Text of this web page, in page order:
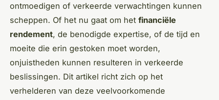
ontmoedigen of verkeerde verwachtingen kunnen
scheppen. Of het nu gaat om het financiële
rendement, de benodigde expertise, of de tijd en
moeite die erin gestoken moet worden,
onjuistheden kunnen resulteren in verkeerde
beslissingen. Dit artikel richt zich op het
verhelderen van deze veelvoorkomende